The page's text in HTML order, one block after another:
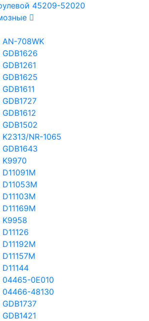
45209-52020
708WK
NR-1065
K9970
K9958
04465-0E010
04466-48130